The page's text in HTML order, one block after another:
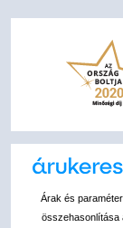
Árak és
összehasonlítása